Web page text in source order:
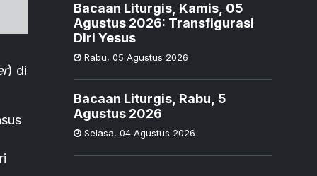
) di
Bacaan Liturgis, Kamis, 05
Agustus 2026: Transfigurasi
Diri Yesus
Rabu, 05 Agustus 2026
Bacaan Liturgis, Rabu, 5
Agustus 2026
Selasa, 04 Agustus 2026